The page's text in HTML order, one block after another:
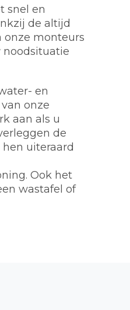
snel en
de altijd
onze monteurs
noodsituatie
en
onze
aan als u
de
uiteraard
Ook het
wastafel of